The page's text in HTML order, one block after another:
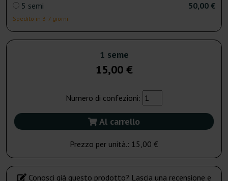
5 semi
Spedito in 3-7 giorni
50,00 €
1 seme
15,00 €
Numero di confezioni:
Al carrello
Prezzo per unità.: 15,00 €
Conosci già questo prodotto? Lascia una recensione e